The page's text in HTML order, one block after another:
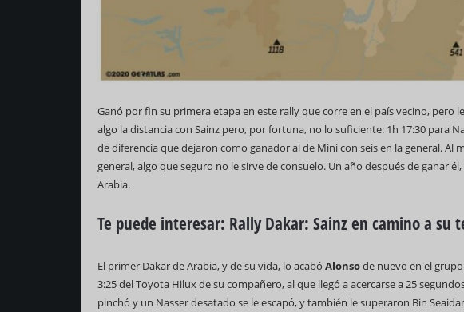
Ganó por fin su primera etapa en este rally que corre en el país vecino, pero
algo la distancia con Sainz pero, por fortuna, no lo suficiente: 1h 17:30 para
de diferencia que dejaron como ganador al de Mini con seis en la general. Al
general, algo que seguro no le sirve de consuelo. Un año después de ganar
Arabia.
Te puede interesar: Rally Dakar: Sainz en camino a su
El primer Dakar de Arabia, y de su vida, lo acabó Alonsode nuevo en el
3:25 del Toyota Hilux de su compañero, al que llegó a acercarse a 25
pinchó y un Nasser desatado se le escapó, y también le superaron Bin